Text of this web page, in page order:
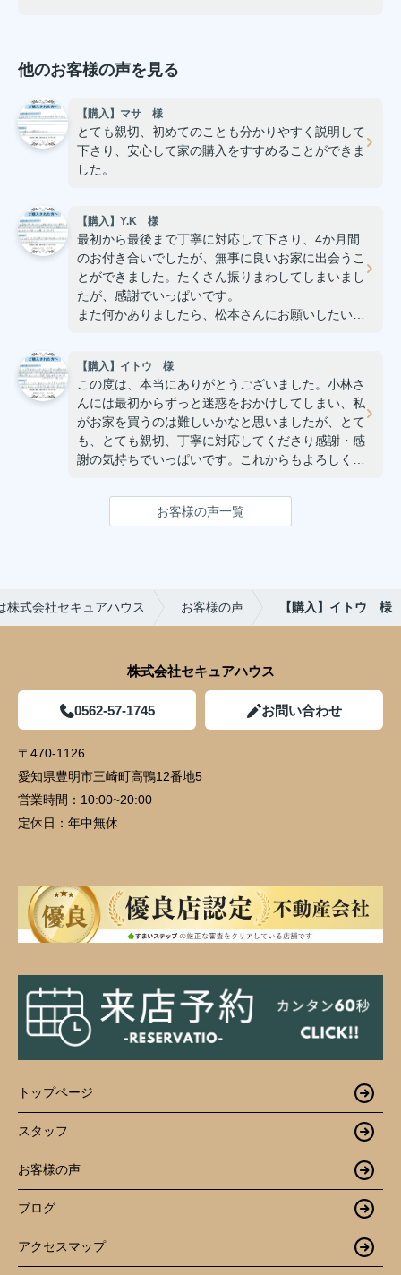
他のお客様の声を見る
【購入】マサ 様
とても親切、初めてのことも分かりやすく説明して
下さり、安心して家の購入をすすめることができま
した。
【購入】Y.K 様
最初から最後まで丁寧に対応して下さり、4か月間
のお付き合いでしたが、無事に良いお家に出会うこ
とができました。たくさん振りまわしてしまいまし
たが、感謝でいっぱいです。
また何かありましたら、松本さんにお願いしたいと
【購入】イトウ 様
この度は、本当にありがとうございました。小林さ
んには最初からずっと迷惑をおかけしてしまい、私
がお家を買うのは難しいかなと思いましたが、とて
も、とても親切、丁寧に対応してくださり感謝・感
謝の気持ちでいっぱいです。これからもよろしくお
お客様の声一覧
株式会社セキュアハウス お客様の声 【購入】イトウ 様
株式会社セキュアハウス
0562-57-1745 お問い合わせ
〒470-1126
愛知県豊明市三崎町高鴨12番地5
営業時間： 10:00~20:00
定休日： 年中無休
トップページ
スタッフ
お客様の声
ブログ
アクセスマップ